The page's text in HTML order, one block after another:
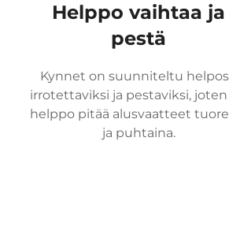
Helppo vaihtaa ja
pestä
Kynnet on suunniteltu
irrotettaviksi ja pestaviksi,
helppo pitää alusvaatteet
ja puhtaina.